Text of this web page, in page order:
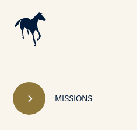
MISSIONS
Navigation
principale